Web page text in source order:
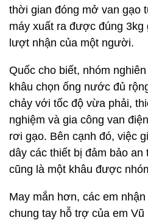
thời gian đóng mở van gạo
máy xuất ra được đúng
lượt nhận của một người.
Quốc cho biết, nhóm
khâu chọn ống nước đủ
chảy với tốc độ vừa phải,
nghiệm và gia công van
rơi gạo. Bên cạnh đó, việc
dây các thiết bị đảm bảo an
cũng là một khâu được
May mắn hơn, các em
chung tay hỗ trợ của em